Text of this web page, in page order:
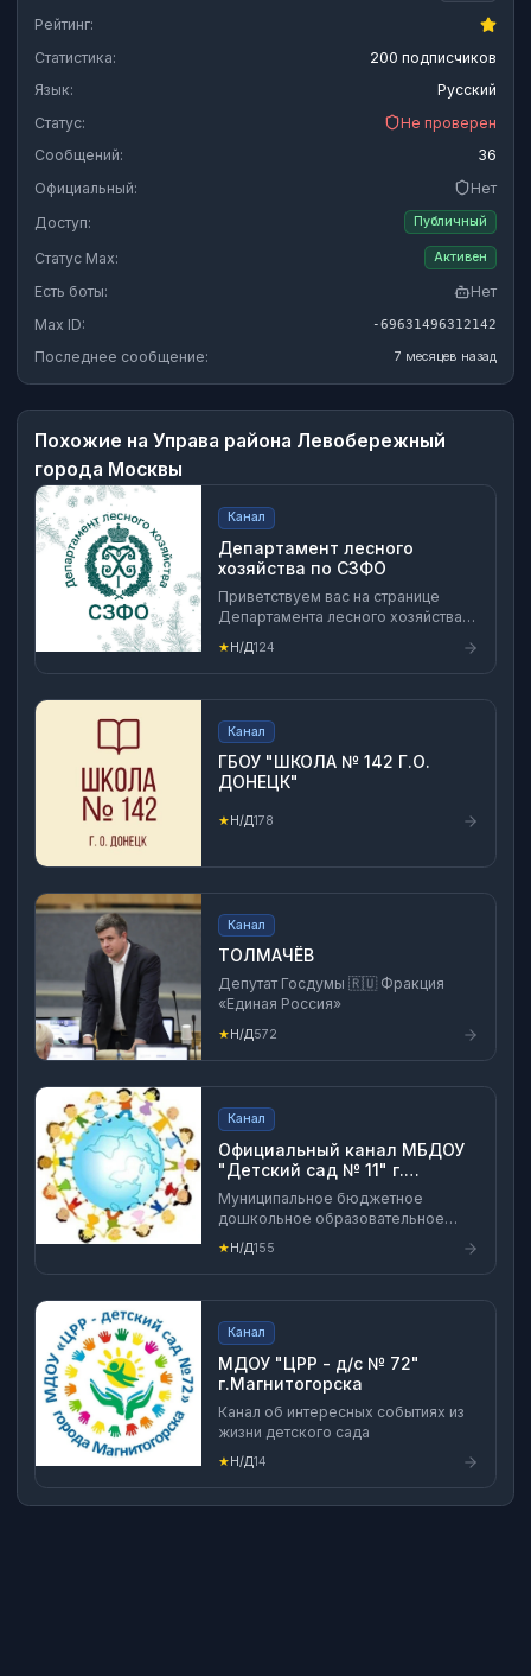
Рейтинг:
Статистика:
200 подписчиков
Язык:
Русский
Статус:
Не проверен
Сообщений:
36
Официальный:
Нет
Доступ:
Публичный
Статус Max: Активен
Есть боты:
Нет
Max ID:
-69631496312142
Последнее сообщение: 7 месяцев назад
Похожие на Управа района Левобережный
города Москвы
Канал
Департамент лесного
хозяйства по СЗФО
Приветствуем вас на странице
Департамента лесного хозяйства
по Северо - Западному
федеральному округу
Департамент лесного хозяйства по
СЗФО является территориальным
органом Федерального агентства
лесного хозяйства (Рослесхоз) на
территории Северо-Запада ✅ВК:
https://vk.com/dlhszfo ✅Тelegram:
https://ok.ru/dlhszfo ✅Адрес
★Н/Д124
Канал
ГБОУ "ШКОЛА № 142 Г.О.
ДОНЕЦК"
★Н/Д178
Канал
ТОЛМАЧЁВ
Депутат Госдумы 🇷🇺 Фракция
«Единая Россия»
★Н/Д572
Канал
Официальный канал МБДОУ
"Детский сад № 11" г.
Сыктывкар
Муниципальное бюджетное
дошкольное образовательное
учреждение «Детский сад № 11
комбинированного вида" г.
Сыктывкара (МБДОУ «Детский сад
№ 11») Сайт: https://ds11-
syk.gosuslugi.ru/ Страница ВК:
https://vk.com/public203023120
★Н/Д155
Канал
МДОУ "ЦРР - д/с № 72"
г.Магнитогорска
Канал об интересных событиях из
жизни детского сада
★ Н/Д14